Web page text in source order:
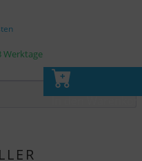
Werktage
In den